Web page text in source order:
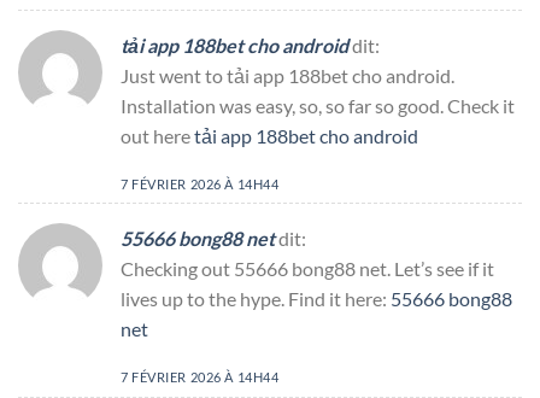
tải app 188bet cho androiddit:
Just went to tải app 188bet cho android.
Installation was easy, so, so far so good. Check it
out heretải app 188bet cho android
7 FÉVRIER 2026 À 14H44
55666 bong88 netdit:
Checking out 55666 bong88 net. Let’s see if it
lives up to the hype. Find it here: 55666 bong88
net
7 FÉVRIER 2026 À 14H44